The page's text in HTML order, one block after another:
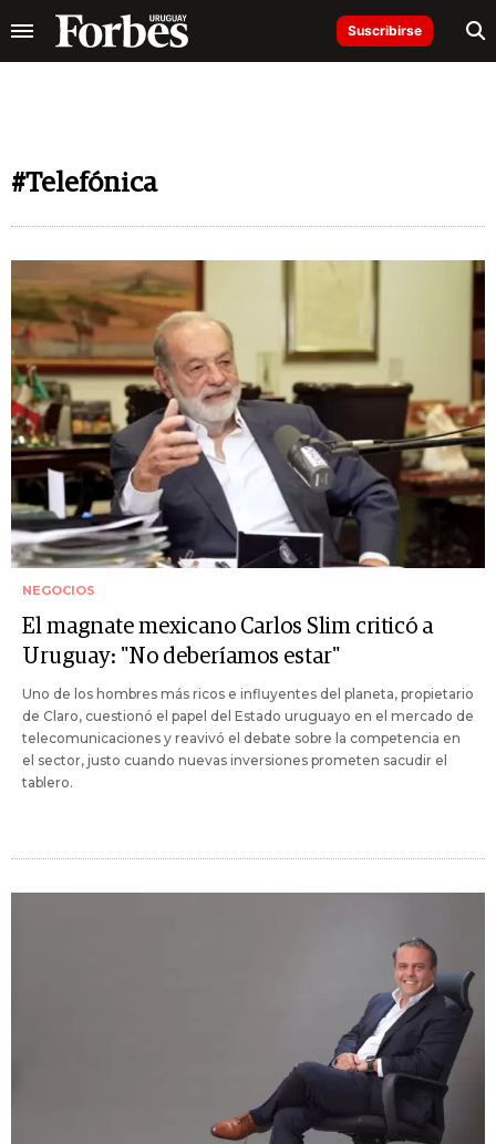
Suscribirse
#Telefónica
NEGOCIOS
El magnate mexicano Carlos Slim criticó a
Uruguay: "No deberíamos estar"
Uno de los hombres más ricos e influyentes del planeta, propietario
de Claro, cuestionó el papel del Estado uruguayo en el mercado de
telecomunicaciones y reavivó el debate sobre la competencia en
el sector, justo cuando nuevas inversiones prometen sacudir el
tablero.